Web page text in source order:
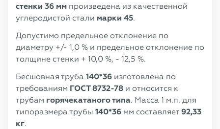
стенки 36 мм произведена из качественной
углеродистой стали марки 45.
Допустимо предельное отклонение по
диаметру +/- 1,0 % и предельное отклонение по
толщине стенки + 10,0 %, - 12,5 %.
Бесшовная труба 140*36 изготовлена по
требованиям ГОСТ 8732-78 и относится к
трубам горячекатаного типа. Масса 1 м.п. для
типоразмера трубы 140*36 мм составляет92,33
кг.